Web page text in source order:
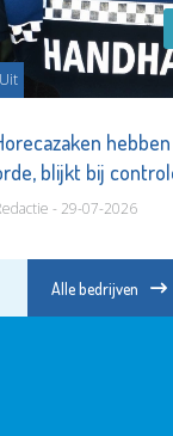
Uit
blijkt bij
- 29-07-2026
Alle bedrijven